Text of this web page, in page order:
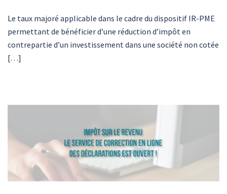
Le taux majoré applicable dans le cadre du dispositif IR-PME
permettant de bénéficier d’une réduction d’impôt en
contrepartie d’un investissement dans une société non cotée
[…]